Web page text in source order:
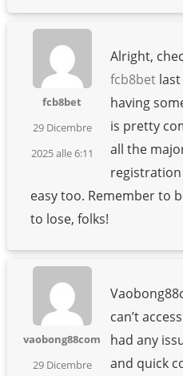
fcb8bet
29 Dicembre
2025 alle 6:11
Alright,
fcb8betlast
having
is pretty
all the
registration
easy too. Remember to
to lose, folks!
vaobong88com
29 Dicembre
can’t
had any
and quick